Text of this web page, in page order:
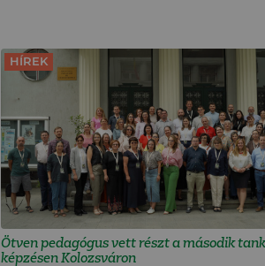
HÍREK
Ötven pedagógus vett részt a második
képzésen Kolozsváron